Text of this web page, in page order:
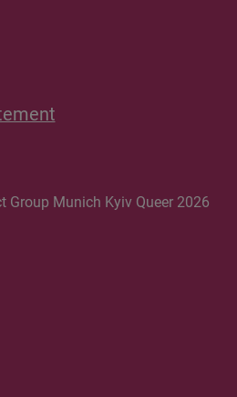
Group Munich Kyiv Queer 2026